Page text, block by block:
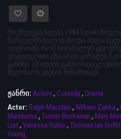
მოქმედება ხდება 1984 წლის
წარსულში ხულიგანი და ახლა
ფიქრობს, რომ ნორმალურ
ერთადერთი გზა არის კარატეს
გახსნა. ამ იდეის
მეგობარს, დენის მიმართავს
ჟანრი: Action , Comedy, Drama
Actor: Ralph Macchio , William Zabka,
Mariduena, Tanner Buchanan , Mary
List, Vanessa Rubio , Thomas Ian
Young